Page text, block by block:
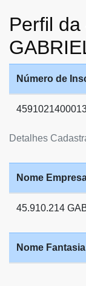
Perfil
Detalhes
Número de
Nome
45.910.214
Nome Fantasia